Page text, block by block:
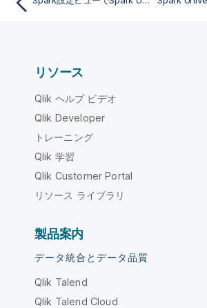
リソース
Qlik ヘルプ ビデオ
Qlik Developer
トレーニング
Qlik 学習
Qlik Customer Portal
リソース ライブラリ
製品案内
データ統合とデータ品質
Qlik Talend
Qlik Talend Cloud